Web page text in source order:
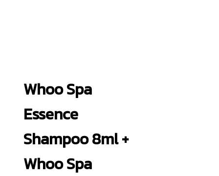
Whoo Spa
Essence
Shampoo 8ml +
Whoo Spa